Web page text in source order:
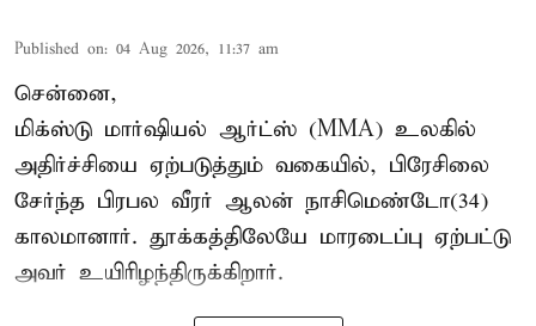
Published on: 04 Aug 2026, 11:37 am
சென்னை,
மிக்ஸ்டு மார்ஷியல் ஆர்ட்ஸ் (MMA) உலகில்
அதிர்ச்சியை ஏற்படுத்தும் வகையில், பிரேசிலை
சேர்ந்த பிரபல வீரர் ஆலன் நாசிமெண்டோ(34)
காலமானார். தூக்கத்திலேயே மாரடைப்பு ஏற்பட்டு
அவர் உயிரிழந்திருக்கிறார்.